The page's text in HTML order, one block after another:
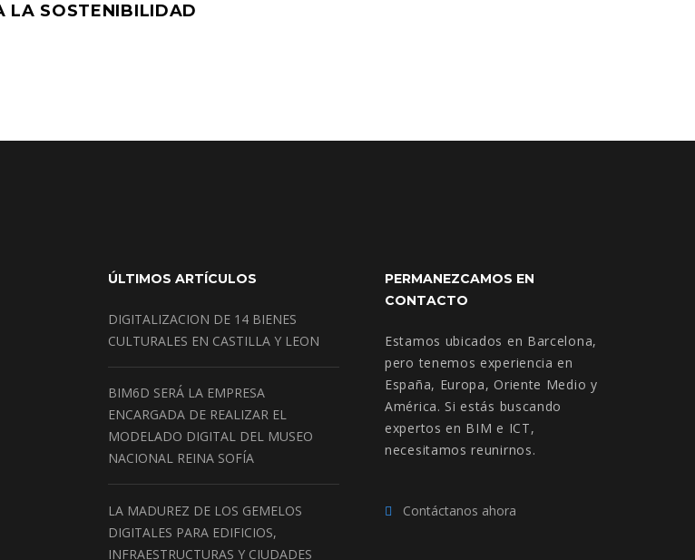
LA SOSTENIBILIDAD
ÚLTIMOS ARTÍCULOS
DIGITALIZACION DE 14 BIENES
CULTURALES EN CASTILLA Y LEON
BIM6D SERÁ LA EMPRESA
ENCARGADA DE REALIZAR EL
MODELADO DIGITAL DEL MUSEO
NACIONAL REINA SOFÍA
LA MADUREZ DE LOS GEMELOS
DIGITALES PARA EDIFICIOS,
INFRAESTRUCTURAS Y CIUDADES
PERMANEZCAMOS EN
CONTACTO
Estamos ubicados en Barcelona,
pero tenemos experiencia en
España, Europa, Oriente Medio y
América. Si estás buscando
expertos en BIM e ICT,
necesitamos reunirnos.
Contáctanos ahora